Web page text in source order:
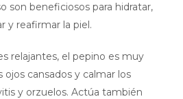
son beneficiosos para hidratar,
y reafirmar la piel.
relajantes, el pepino es muy
ojos cansados y calmar los
y orzuelos. Actúa también